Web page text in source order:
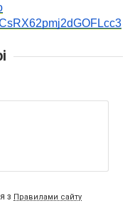
з Правилами сайту